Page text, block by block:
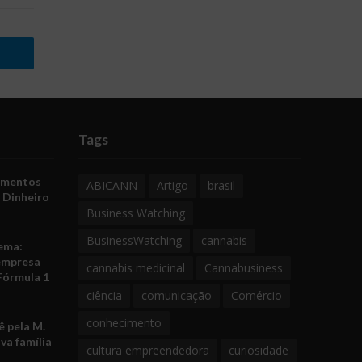
Dinheiro
1
pela M.
família
Tags
ABICANN Artigo
brasil
Business Watching
BusinessWatching
cannabis
cannabis medicinal
Cannabusiness
ciência
comunicação
Comércio
conhecimento
cultura empreendedora
curiosidade